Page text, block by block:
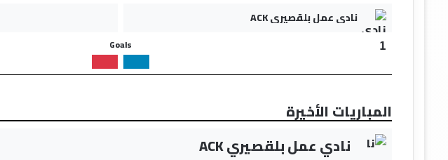
نادي عمل بلقصيري ACK
1
Goals
المباريات الأخيرة
نادي عمل بلقصيري ACK